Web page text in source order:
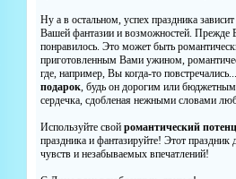
Ну а в остальном, успех праздника
Вашей фантазии и возможностей. Прежде
понравилось. Это может быть
приготовленным Вами ужином,
где, например, Вы когда-то
подарок, будь он дорогим или
сердечка, сдобленая нежными словами
Используйте свой романтический
праздника и фантазируйте! Этот
чувств и незабываемых впечатлений!